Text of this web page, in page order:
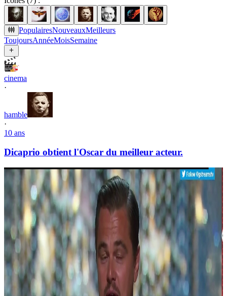
PopulairesNouveauxMeilleurs
ToujoursAnnéeMoisSemaine
cinema
·
hamble
·
10 ans
Dicaprio obtient l'Oscar du meilleur acteur.